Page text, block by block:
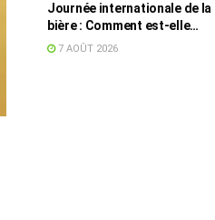
Journée internationale de la
bière : Comment est-elle
devenue une culture en
7 AOÛT 2026